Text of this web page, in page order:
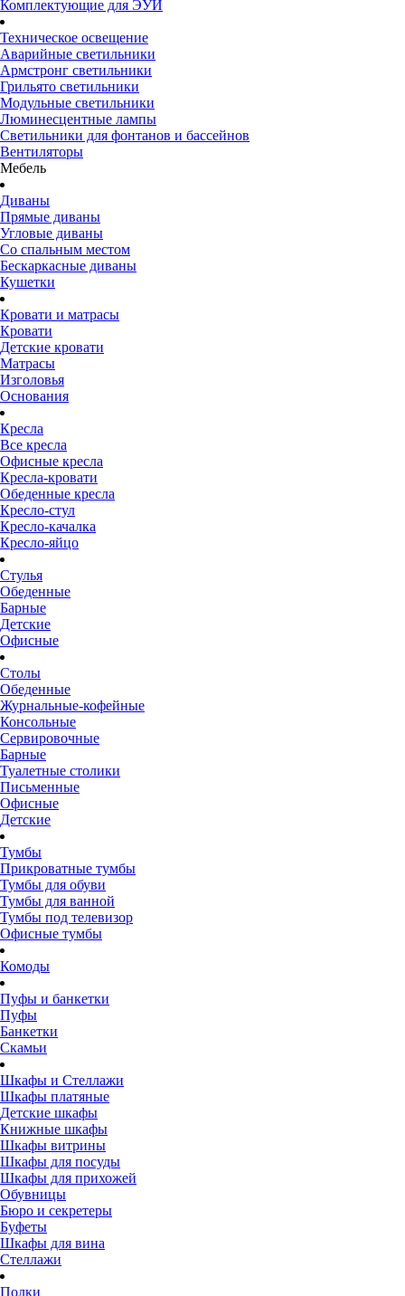
Комплектующие для ЭУИ
Техническое освещение
Аварийные светильники
Армстронг светильники
Грильято светильники
Модульные светильники
Люминесцентные лампы
Светильники для фонтанов и бассейнов
Вентиляторы
Мебель
Диваны
Прямые диваны
Угловые диваны
Со спальным местом
Бескаркасные диваны
Кушетки
Кровати и матрасы
Кровати
Детские кровати
Матрасы
Изголовья
Основания
Кресла
Все кресла
Офисные кресла
Кресла-кровати
Обеденные кресла
Кресло-стул
Кресло-качалка
Кресло-яйцо
Стулья
Обеденные
Барные
Детские
Офисные
Столы
Обеденные
Журнальные-кофейные
Консольные
Сервировочные
Барные
Туалетные столики
Письменные
Офисные
Детские
Тумбы
Прикроватные тумбы
Тумбы для обуви
Тумбы для ванной
Тумбы под телевизор
Офисные тумбы
Комоды
Пуфы и банкетки
Пуфы
Банкетки
Скамьи
Шкафы и Стеллажи
Шкафы платяные
Детские шкафы
Книжные шкафы
Шкафы витрины
Шкафы для посуды
Шкафы для прихожей
Обувницы
Бюро и секретеры
Буфеты
Шкафы для вина
Стеллажи
Полки